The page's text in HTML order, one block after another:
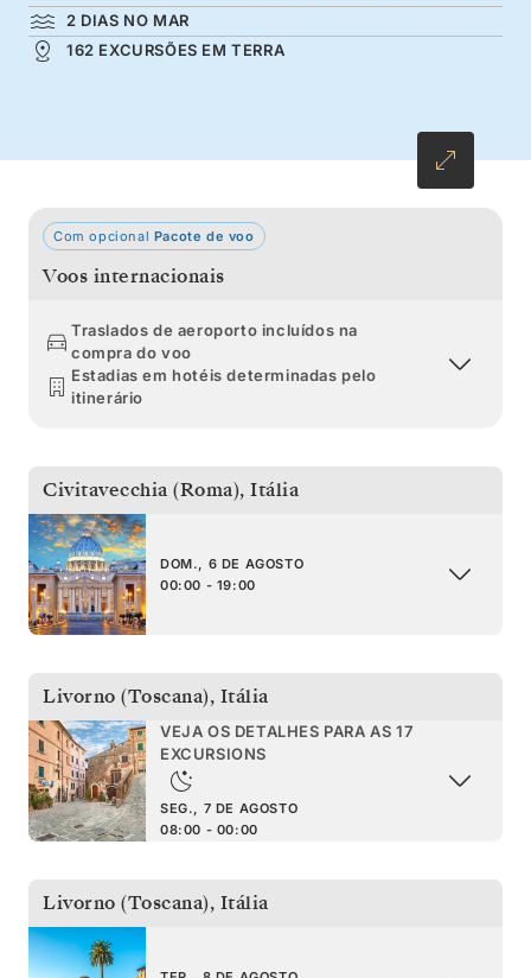
para as ilhas cicládicas de domos azuis e
Atenas.
2 DIAS NO MAR
162 EXCURSÕES EM TERRA
Com opcional Pacote de voo
Voos internacionais
Traslados de aeroporto incluídos na
compra do voo
Estadias em hotéis determinadas pelo
itinerário
Civitavecchia (Roma), Itália
DOM., 6 DE AGOSTO
00:00 - 19:00
Livorno (Toscana), Itália
VEJA OS DETALHES PARA AS 17
EXCURSIONS
SEG., 7 DE AGOSTO
08:00 - 00:00
Livorno (Toscana), Itália